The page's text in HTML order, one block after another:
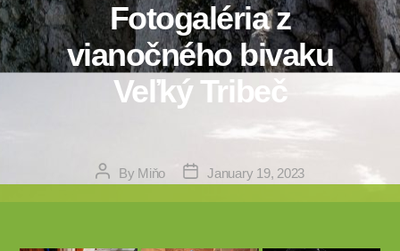
Fotogaléria z
vianočného bivaku
Veľký Tribeč
PostBy Miňo
Post January 19, 2023